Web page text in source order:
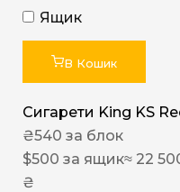
Ящик
В Кошик
Сигарети King KS
₴540 за блок
$500 за ящик≈ 22
₴